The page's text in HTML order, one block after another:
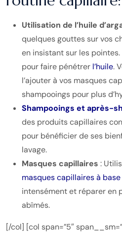
Utilisation de l’huile
quelques gouttes sur vos
en insistant sur les
pour faire pénétrer l’huile.
l’ajouter à vos masques
shampooings pour plus
Shampooings et après-
des produits capillaires
pour bénéficier de ses
lavage.
Masques capillaires :
masques capillaires à base
intensément et réparer en
abîmés.
[/col] [col span=”5″